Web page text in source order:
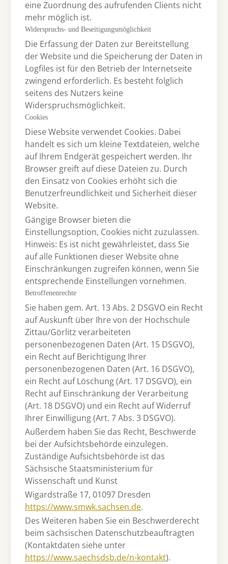
eine Zuordnung des aufrufenden Clients nicht
mehr möglich ist.
Widerspruchs- und Beseitigungsmöglichkeit
Die Erfassung der Daten zur Bereitstellung
der Website und die Speicherung der Daten in
Logfiles ist für den Betrieb der Internetseite
zwingend erforderlich. Es besteht folglich
seitens des Nutzers keine
Widerspruchsmöglichkeit.
Cookies
Diese Website verwendet Cookies. Dabei
handelt es sich um kleine Textdateien, welche
auf Ihrem Endgerät gespeichert werden. Ihr
Browser greift auf diese Dateien zu. Durch
den Einsatz von Cookies erhöht sich die
Benutzerfreundlichkeit und Sicherheit dieser
Website.
Gängige Browser bieten die
Einstellungsoption, Cookies nicht zuzulassen.
Hinweis: Es ist nicht gewährleistet, dass Sie
auf alle Funktionen dieser Website ohne
Einschränkungen zugreifen können, wenn Sie
entsprechende Einstellungen vornehmen.
Betroffenenrechte
Sie haben gem. Art. 13 Abs. 2 DSGVO ein Recht
auf Auskunft über Ihre von der Hochschule
Zittau/Görlitz verarbeiteten
personenbezogenen Daten (Art. 15 DSGVO),
ein Recht auf Berichtigung Ihrer
personenbezogenen Daten (Art. 16 DSGVO),
ein Recht auf Löschung (Art. 17 DSGVO), ein
Recht auf Einschränkung der Verarbeitung
(Art. 18 DSGVO) und ein Recht auf Widerruf
Ihrer Einwilligung (Art. 7 Abs. 3 DSGVO).
Außerdem haben Sie das Recht, Beschwerde
bei der Aufsichtsbehörde einzulegen.
Zuständige Aufsichtsbehörde ist das
Sächsische Staatsministerium für
Wissenschaft und Kunst
Wigardstraße 17, 01097 Dresden
https://www.smwk.sachsen.de.
Des Weiteren haben Sie ein Beschwerderecht
beim sächsischen Datenschutzbeauftragten
(Kontaktdaten siehe unter
https://www.saechsdsb.de/n-kontakt).